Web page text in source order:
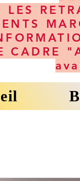
LES
CADRE